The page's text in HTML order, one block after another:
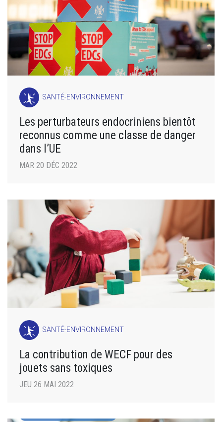
SANTÉ-ENVIRONNEMENT
Les perturbateurs endocriniens bientôt
reconnus comme une classe de danger
dans l’UE
MAR 20 DÉC 2022
SANTÉ-ENVIRONNEMENT
La contribution de WECF pour des
jouets sans toxiques
JEU 26 MAI 2022